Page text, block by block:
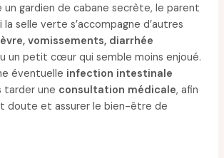
un gardien de cabane secrète, le parent
selle verte s’accompagne d’autres
vomissements, diarrhée
un petit cœur qui semble moins enjoué.
éventuelle infection intestinale
tarder une consultation médicale, afin
doute et assurer le bien-être de